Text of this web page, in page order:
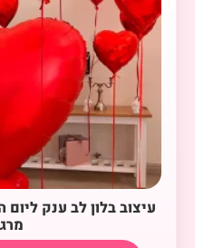
עיצוב בלון לב ענק